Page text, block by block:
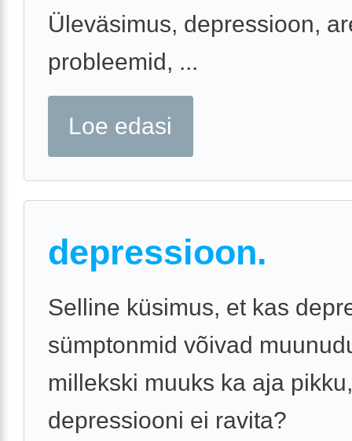
Üleväsimus, depressioon,
probleemid, ...
Loe edasi
depressioon.
Selline küsimus, et kas
sümptonmid võivad
millekski muuks ka aja
depressiooni ei ravita?